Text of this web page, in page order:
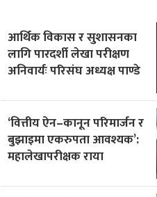
आर्थिक विकास र सुशासनका
लागि पारदर्शी लेखा परीक्षण
अनिवार्यः परिसंघ अध्यक्ष पाण्डे
‘वित्तीय ऐन–कानून परिमार्जन र
बुझाइमा एकरुपता आवश्यक’:
महालेखापरीक्षक राया